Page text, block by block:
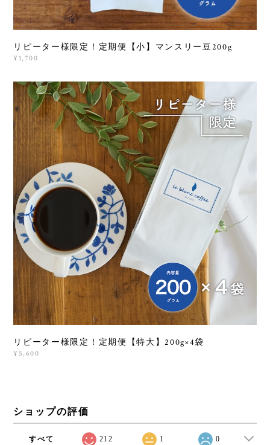
リピーター様限定！定期便【小】マンスリー豆200g
¥1,700
リピーター様限定！定期便【特大】200g×4袋
¥5,600
ショップの評価
すべて 212 1 0